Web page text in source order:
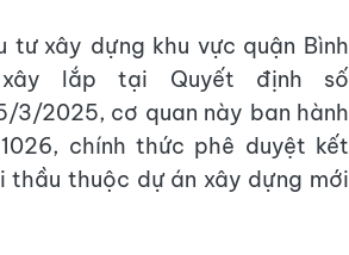
xây dựng khu vực quận Bình
lắp tại Quyết định số
3/2025, cơ quan này ban hành
chính thức phê duyệt kết
thầu thuộc dự án xây dựng mới